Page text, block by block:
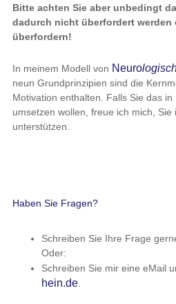
Bitte achten Sie aber unbedingt
dadurch nicht überfordert werden
überfordern!
In meinem Modell von Neuro
neun Grundprinzipien sind die
Motivation enthalten. Falls Sie das
umsetzen wollen, freue ich mich,
unterstützen.
Haben Sie Fragen?
Schreiben Sie Ihre Frage
Oder:
Schreiben Sie mir eine eMail
hein.de.